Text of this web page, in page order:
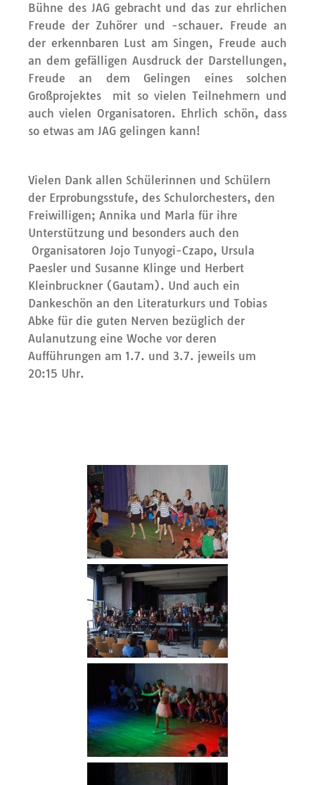
Bühne des JAG gebracht und das zur ehrlichen
Freude der Zuhörer und -schauer. Freude an
der erkennbaren Lust am Singen, Freude auch
an dem gefälligen Ausdruck der Darstellungen,
Freude an dem Gelingen eines solchen
Großprojektes mit so vielen Teilnehmern und
auch vielen Organisatoren. Ehrlich schön, dass
so etwas am JAG gelingen kann!
Vielen Dank allen Schülerinnen und Schülern
der Erprobungsstufe, des Schulorchesters, den
Freiwilligen; Annika und Marla für ihre
Unterstützung und besonders auch den
Organisatoren Jojo Tunyogi-Czapo, Ursula
Paesler und Susanne Klinge und Herbert
Kleinbruckner (Gautam). Und auch ein
Dankeschön an den Literaturkurs und Tobias
Abke für die guten Nerven bezüglich der
Aulanutzung eine Woche vor deren
Aufführungen am 1.7. und 3.7. jeweils um
20:15 Uhr.